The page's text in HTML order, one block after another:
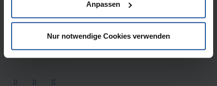
unserem Cookie-Hinweis (Link im Fuß der Website) bzw.
der Datenschutzerklärung.
Anpassen
Nur notwendige Cookies verwenden
Copyright © 2026 DSB Säurebau GmbH